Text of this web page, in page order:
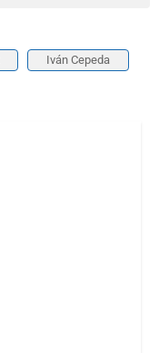
Iván Cepeda